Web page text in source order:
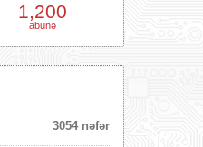
1,200
abunə
3054 nəfər